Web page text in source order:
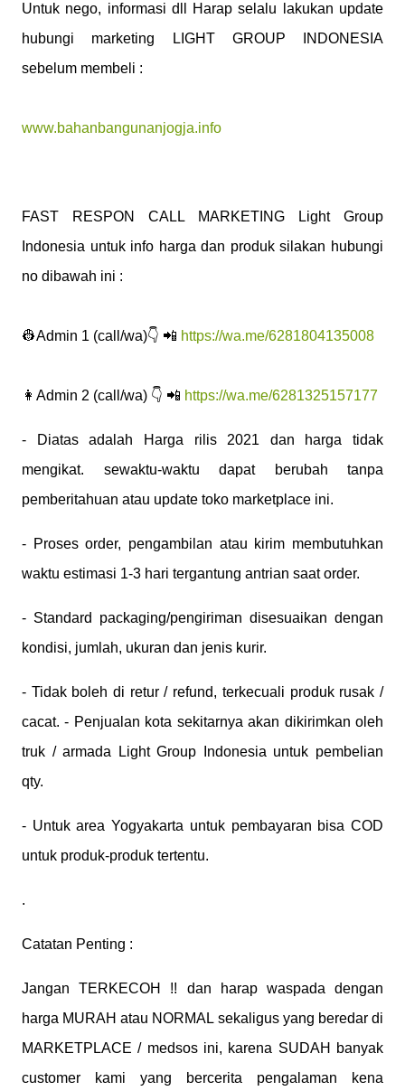
Untuk nego, informasi dll Harap selalu lakukan update
hubungi marketing LIGHT GROUP INDONESIA
sebelum membeli :
www.bahanbangunanjogja.info
FAST RESPON CALL MARKETING Light Group
Indonesia untuk info harga dan produk silakan hubungi
no dibawah ini :
👷Admin 1 (call/wa)👇 📲 https://wa.me/6281804135008
👩Admin 2 (call/wa) 👇 📲 https://wa.me/6281325157177
- Diatas adalah Harga rilis 2021 dan harga tidak
mengikat. sewaktu-waktu dapat berubah tanpa
pemberitahuan atau update toko marketplace ini.
- Proses order, pengambilan atau kirim membutuhkan
waktu estimasi 1-3 hari tergantung antrian saat order.
- Standard packaging/pengiriman disesuaikan dengan
kondisi, jumlah, ukuran dan jenis kurir.
- Tidak boleh di retur / refund, terkecuali produk rusak /
cacat. - Penjualan kota sekitarnya akan dikirimkan oleh
truk / armada Light Group Indonesia untuk pembelian
qty.
- Untuk area Yogyakarta untuk pembayaran bisa COD
untuk produk-produk tertentu.
.
Catatan Penting :
Jangan TERKECOH !! dan harap waspada dengan
harga MURAH atau NORMAL sekaligus yang beredar di
MARKETPLACE / medsos ini, karena SUDAH banyak
customer kami yang bercerita pengalaman kena